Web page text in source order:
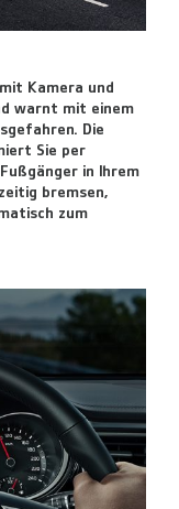
Kamera und
warnt mit einem
Die
Sie per
in Ihrem
bremsen,
zum